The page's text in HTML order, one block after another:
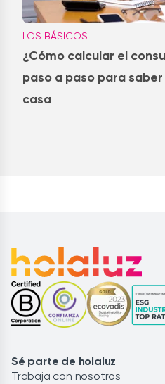
LOS BÁSICOS
¿Cómo calcular el
paso a paso para
casa
Sé parte de holaluz
Trabaja con nosotros